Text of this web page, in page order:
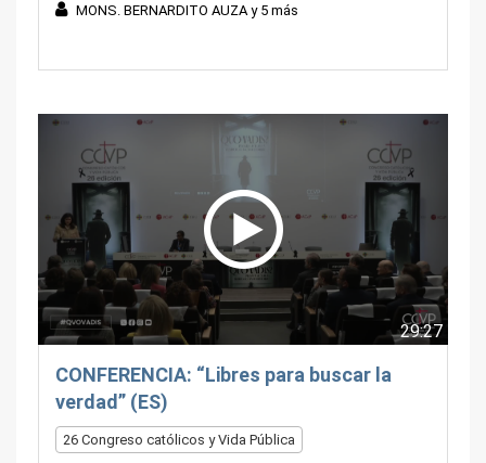
MONS. BERNARDITO AUZA y 5 más
29:27
CONFERENCIA: “Libres para buscar la
verdad” (ES)
26 Congreso católicos y Vida Pública